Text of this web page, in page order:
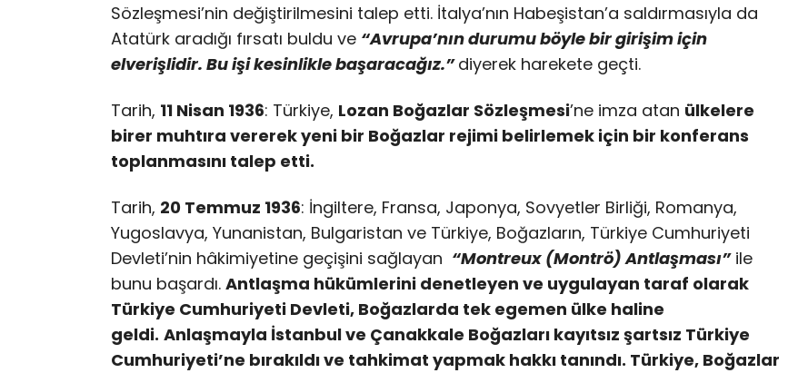
Sözleşmesi’nin değiştirilmesini talep etti. İtalya’nın Habeşistan’a saldırmasıyla da
Atatürk aradığı fırsatı buldu ve “Avrupa’nın durumu böyle bir girişim için
elverişlidir. Bu işi kesinlikle başaracağız.”diyerek harekete geçti.
Tarih, 11 Nisan 1936: Türkiye, Lozan Boğazlar Sözleşmesi’ne imza atan ülkelere
birer muhtıra vererek yeni bir Boğazlar rejimi belirlemek için bir konferans
toplanmasını talep etti.
Tarih, 20 Temmuz 1936: İngiltere, Fransa, Japonya, Sovyetler Birliği, Romanya,
Yugoslavya, Yunanistan, Bulgaristan ve Türkiye, Boğazların, Türkiye Cumhuriyeti
Devleti’nin hâkimiyetine geçişini sağlayan “Montreux (Montrö) Antlaşması”ile
bunu başardı. Antlaşma hükümlerini denetleyen ve uygulayan taraf olarak
Türkiye Cumhuriyeti Devleti, Boğazlarda tek egemen ülke haline
geldi. Anlaşmayla İstanbul ve Çanakkale Boğazları kayıtsız şartsız Türkiye
Cumhuriyeti’ne bırakıldı ve tahkimat yapmak hakkı tanındı. Türkiye, Boğazlar